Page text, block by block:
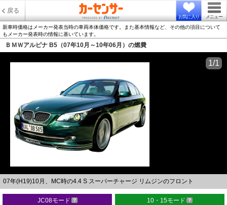
戻る
お気に入り メニュー
新車時価格はメーカー発表当時の車両本体価格です。また基本情報など、その他の項目について
もメーカー発表時の情報に基いています。
ＢＭＷアルピナ B5（07年10月～10年06月）の燃費
07年(H19)10月、MC時の4.4 S スーパーチャージ リムジンのフロント
1/1
JC08モード 10・15モード